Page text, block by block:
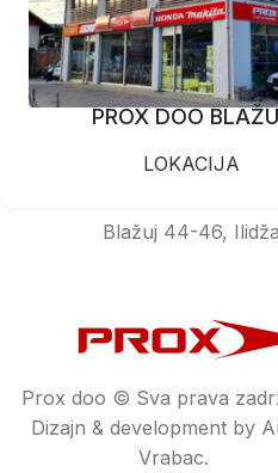
PROX DOO
LOKACIJA
Blažuj 44-46, Ilidža
Prox doo © Sva prava
Dizajn & development by
Vrabac.